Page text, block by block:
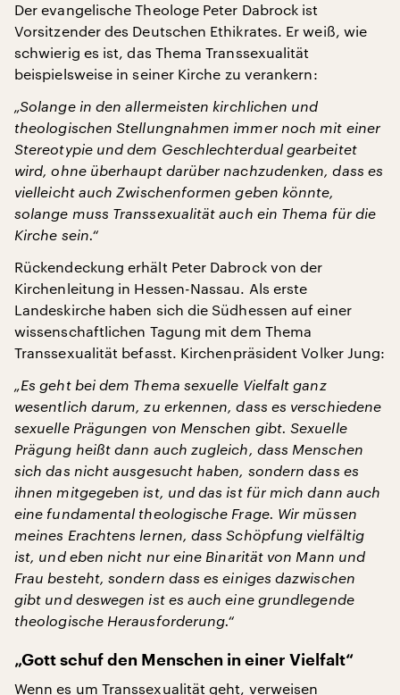
Der evangelische Theologe Peter Dabrock ist
Vorsitzender des Deutschen Ethikrates. Er weiß, wie
schwierig es ist, das Thema Transsexualität
beispielsweise in seiner Kirche zu verankern:
„Solange in den allermeisten kirchlichen und
theologischen Stellungnahmen immer noch mit einer
Stereotypie und dem Geschlechterdual gearbeitet
wird, ohne überhaupt darüber nachzudenken, dass es
vielleicht auch Zwischenformen geben könnte,
solange muss Transsexualität auch ein Thema für die
Kirche sein.“
Rückendeckung erhält Peter Dabrock von der
Kirchenleitung in Hessen-Nassau. Als erste
Landeskirche haben sich die Südhessen auf einer
wissenschaftlichen Tagung mit dem Thema
Transsexualität befasst. Kirchenpräsident Volker Jung:
„Es geht bei dem Thema sexuelle Vielfalt ganz
wesentlich darum, zu erkennen, dass es verschiedene
sexuelle Prägungen von Menschen gibt. Sexuelle
Prägung heißt dann auch zugleich, dass Menschen
sich das nicht ausgesucht haben, sondern dass es
ihnen mitgegeben ist, und das ist für mich dann auch
eine fundamental theologische Frage. Wir müssen
meines Erachtens lernen, dass Schöpfung vielfältig
ist, und eben nicht nur eine Binarität von Mann und
Frau besteht, sondern dass es einiges dazwischen
gibt und deswegen ist es auch eine grundlegende
theologische Herausforderung.“
„Gott schuf den Menschen in einer Vielfalt“
Wenn es um Transsexualität geht, verweisen